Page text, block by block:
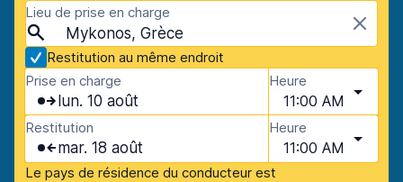
Lieu de prise en charge
Mykonos, Grèce
Restitution au même endroit
Prise en charge
lun. 10 août
Heure
11:00 AM
Restitution
mar. 18 août
Heure
11:00 AM
Le pays de résidence du conducteur est